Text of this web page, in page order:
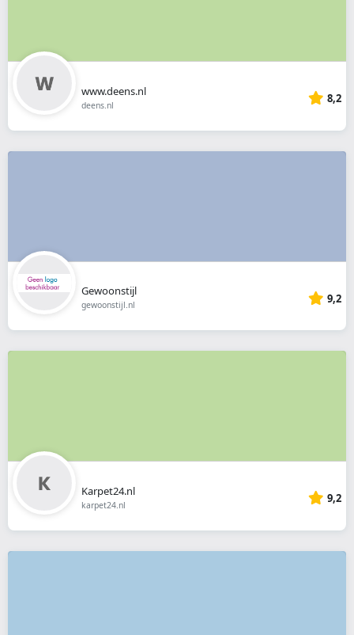
www.deens.nl
deens.nl 8,2
Gewoonstijl
gewoonstijl.nl 9,2
Karpet24.nl
karpet24.nl 9,2